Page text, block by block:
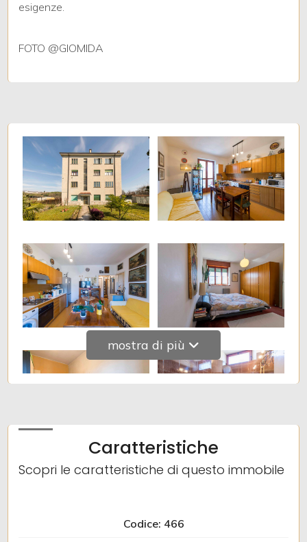
esigenze.
FOTO @GIOMIDA
mostra di più
Caratteristiche
Scopri le caratteristiche di questo immobile
Codice: 466
Ascensore
Arredato
Lusso